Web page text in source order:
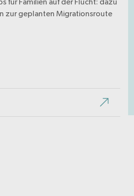
zur geplanten Migrationsroute